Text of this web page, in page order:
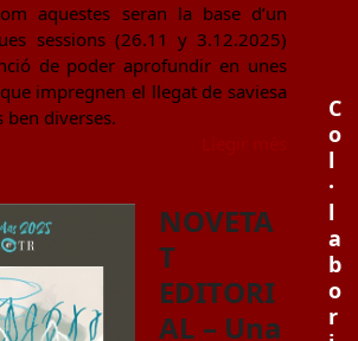
aquestes seran la base d’un
sessions (26.11 y 3.12.2025)
de poder aprofundir en unes
impregnen el llegat de saviesa
ben diverses.
NOVETA
T
EDITORI
AL – Una
C
o
l
·
l
a
b
o
r